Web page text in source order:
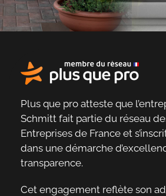
Plus que pro atteste que
Schmitt fait partie du réseau
Entreprises de France et
dans une démarche
transparence.
Cet engagement reflète son